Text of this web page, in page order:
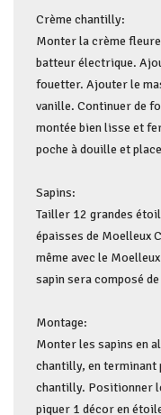
Crème chantilly:
Monter la crème
batteur électrique.
fouetter. Ajouter le
vanille. Continuer de
montée bien lisse et
poche à douille et
Sapins:
Tailler 12 grandes
épaisses de Moelleux
même avec le
sapin sera composé
Montage:
Monter les sapins en
chantilly, en terminant
chantilly. Positionner
piquer 1 décor en